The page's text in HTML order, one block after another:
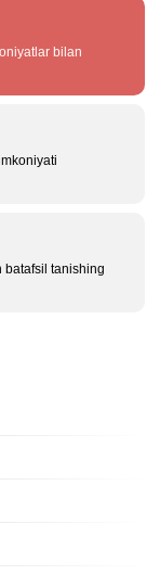
bilan
batafsil tanishing